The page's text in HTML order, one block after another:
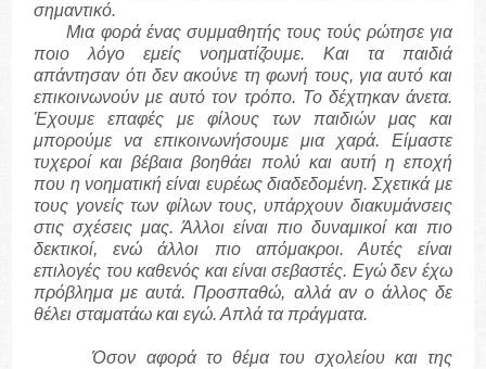
σημαντικό.
Μια φορά ένας συμμαθητής τους τούς ρώτησε για
ποιο λόγο εμείς νοηματίζουμε. Και τα παιδιά
απάντησαν ότι δεν ακούνε τη φωνή τους, για αυτό και
επικοινωνούν με αυτό τον τρόπο. Το δέχτηκαν άνετα.
Έχουμε επαφές με φίλους των παιδιών μας και
μπορούμε να επικοινωνήσουμε μια χαρά. Είμαστε
τυχεροί και βέβαια βοηθάει πολύ και αυτή η εποχή
που η νοηματική είναι ευρέως διαδεδομένη. Σχετικά με
τους γονείς των φίλων τους, υπάρχουν διακυμάνσεις
στις σχέσεις μας. Άλλοι είναι πιο δυναμικοί και πιο
δεκτικοί, ενώ άλλοι πιο απόμακροι. Αυτές είναι
επιλογές του καθενός και είναι σεβαστές. Εγώ δεν έχω
πρόβλημα με αυτά. Προσπαθώ, αλλά αν ο άλλος δε
θέλει σταματάω και εγώ. Απλά τα πράγματα.
Όσον αφορά το θέμα του σχολείου και της